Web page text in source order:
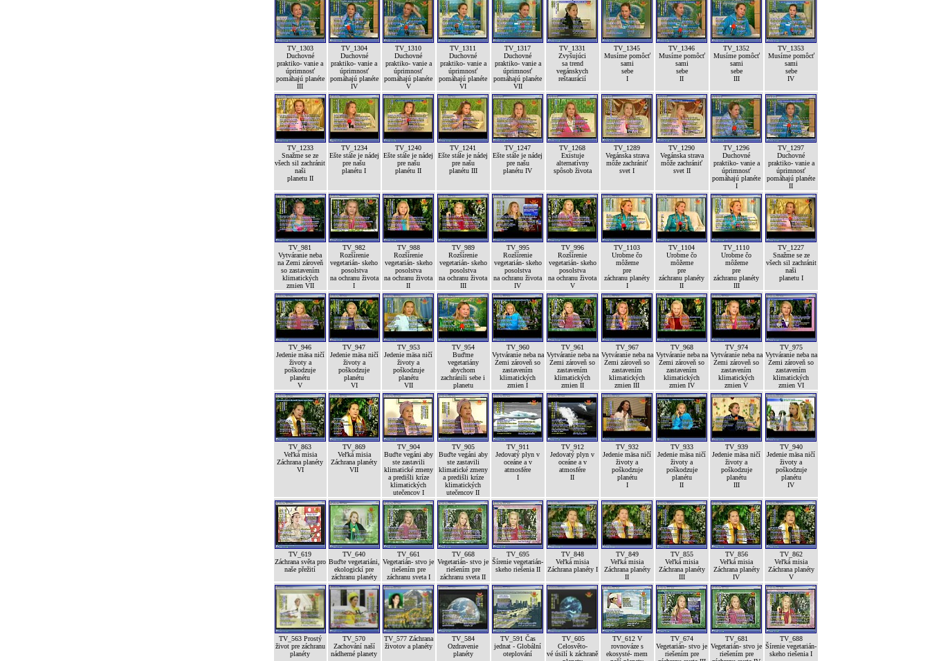
TV_1303
Duchovné
praktiko- vanie a
úprimnosť
pomáhajú planéte
III
TV_1304
Duchovné
praktiko- vanie a
úprimnosť
pomáhajú planéte
IV
TV_1310
Duchovné
praktiko- vanie a
úprimnosť
pomáhajú planéte
V
TV_1311
Duchovné
praktiko- vanie a
úprimnosť
pomáhajú planéte
VI
TV_1317
Duchovné
praktiko- vanie a
úprimnosť
pomáhajú planéte
VII
TV_1331
Zvyšujúci
sa trend
vegánskych
reštaurácií
TV_1345
Musíme pomôcť
sami
sebe
I
TV_1346
Musíme pomôcť
sami
sebe
II
TV_1352
Musíme pomôcť
sami
sebe
III
TV_1353
Musíme pomôcť
sami
sebe
IV
TV_1233
Snažme se ze
všech sil zachránit
naši
planetu II
TV_1234
Ešte stále je nádej
pre našu
planétu I
TV_1240
Ešte stále je nádej
pre našu
planétu II
TV_1241
Ešte stále je nádej
pre našu
planétu III
TV_1247
Ešte stále je nádej
pre našu
planétu IV
TV_1268
Existuje
alternatívny
spôsob života
TV_1289
Vegánska strava
môže zachrániť
svet I
TV_1290
Vegánska strava
môže zachrániť
svet II
TV_1296
Duchovné
praktiko- vanie a
úprimnosť
pomáhajú planéte
I
TV_1297
Duchovné
praktiko- vanie a
úprimnosť
pomáhajú planéte
II
TV_981
Vytváranie neba
na Zemi zároveň
so zastavením
klimatických
zmien VII
TV_982
Rozšírenie
vegetarián- skeho
posolstva
na ochranu života
I
TV_988
Rozšírenie
vegetarián- skeho
posolstva
na ochranu života
II
TV_989
Rozšírenie
vegetarián- skeho
posolstva
na ochranu života
III
TV_995
Rozšírenie
vegetarián- skeho
posolstva
na ochranu života
IV
TV_996
Rozšírenie
vegetarián- skeho
posolstva
na ochranu života
V
TV_1103
Urobme čo
môžeme
pre
záchranu planéty
I
TV_1104
Urobme čo
môžeme
pre
záchranu planéty
II
TV_1110
Urobme čo
môžeme
pre
záchranu planéty
III
TV_1227
Snažme se ze
všech sil zachránit
naši
planetu I
TV_946
Jedenie mäsa ničí
životy a
poškodzuje
planétu
V
TV_947
Jedenie mäsa ničí
životy a
poškodzuje
planétu
VI
TV_953
Jedenie mäsa ničí
životy a
poškodzuje
planétu
VII
TV_954
Buďme
vegetariány
abychom
zachránili sebe i
planetu
TV_960
Vytváranie neba na
Zemi zároveň so
zastavením
klimatických
zmien I
TV_961
Vytváranie neba na
Zemi zároveň so
zastavením
klimatických
zmien II
TV_967
Vytváranie neba na
Zemi zároveň so
zastavením
klimatických
zmien III
TV_968
Vytváranie neba na
Zemi zároveň so
zastavením
klimatických
zmien IV
TV_974
Vytváranie neba na
Zemi zároveň so
zastavením
klimatických
zmien V
TV_975
Vytváranie neba na
Zemi zároveň so
zastavením
klimatických
zmien VI
TV_863
Veľká misia
Záchrana planéty
VI
TV_869
Veľká misia
Záchrana planéty
VII
TV_904
Buďte vegáni aby
ste zastavili
klimatické zmeny
a predišli kríze
klimatických
utečencov I
TV_905
Buďte vegáni aby
ste zastavili
klimatické zmeny
a predišli kríze
klimatických
utečencov II
TV_911
Jedovatý plyn v
oceáne a v
atmosfére
I
TV_912
Jedovatý plyn v
oceáne a v
atmosfére
II
TV_932
Jedenie mäsa ničí
životy a
poškodzuje
planétu
I
TV_933
Jedenie mäsa ničí
životy a
poškodzuje
planétu
II
TV_939
Jedenie mäsa ničí
životy a
poškodzuje
planétu
III
TV_940
Jedenie mäsa ničí
životy a
poškodzuje
planétu
IV
TV_619
Záchrana světa pro
naše přežití
TV_640
Buďte vegetariáni,
ekologickí pre
záchranu planéty
TV_661
Vegetarián- stvo je
riešením pre
záchranu sveta I
TV_668
Vegetarián- stvo je
riešením pre
záchranu sveta II
TV_695
Šírenie vegetarián-
skeho riešenia II
TV_848
Veľká misia
Záchrana planéty I
TV_849
Veľká misia
Záchrana planéty
II
TV_855
Veľká misia
Záchrana planéty
III
TV_856
Veľká misia
Záchrana planéty
IV
TV_862
Veľká misia
Záchrana planéty
V
TV_563 Prostý
život pre záchranu
planéty
TV_570
Zachování naší
nádherné planety
TV_577 Záchrana
životov a planéty
TV_584
Ozdravenie
planéty
TV_591 Čas
jednat - Globální
oteplování
TV_605
Celosvěto-
vé úsilí k záchraně
TV_612 V
rovnováze s
ekosysté- mem
TV_674
Vegetarián- stvo je
riešením pre
TV_681
Vegetarián- stvo je
riešením pre
TV_688
Šírenie vegetarián-
skeho riešenia I